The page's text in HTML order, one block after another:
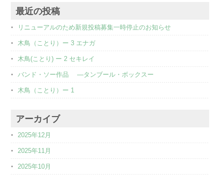
最近の投稿
リニューアルのため新規投稿募集一時停止のお知らせ
木鳥（ことり）ー 3 エナガ
木鳥(ことり) ー 2 セキレイ
バンド・ソー作品 ―タンブール・ボックスー
木鳥（ことり）ー 1
アーカイブ
2025年12月
2025年11月
2025年10月